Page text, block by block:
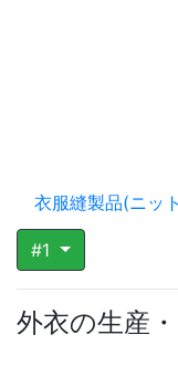
衣服縫製品(ニッ
#1
外衣の生産